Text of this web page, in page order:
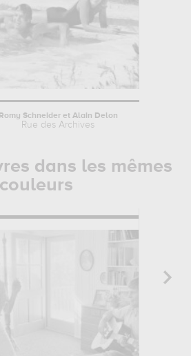
Romy Schneider et Alain Delon
Rue des Archives
dans les mêmes
couleurs